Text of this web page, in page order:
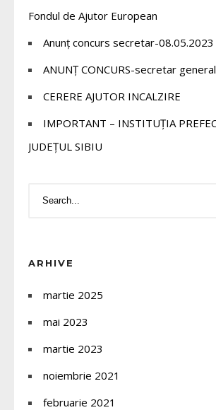
Fondul de Ajutor European
Anunț concurs secretar-08.05.2023
ANUNȚ CONCURS-secretar general
CERERE AJUTOR INCALZIRE
IMPORTANT – INSTITUȚIA
JUDEȚUL SIBIU
ARHIVE
martie 2025
mai 2023
martie 2023
noiembrie 2021
februarie 2021